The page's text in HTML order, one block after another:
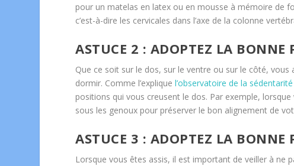
pour un matelas en latex ou en mousse à mémoire de
c’est-à-dire les cervicales dans l’axe de la colonne
ASTUCE 2 : ADOPTEZ LA BONNE
Que ce soit sur le dos, sur le ventre ou sur le côté,
dormir. Comme l’expliquel’observatoire de la sédentarité
positions qui vous creusent le dos. Par exemple,
sous les genoux pour préserver le bon alignement de
ASTUCE 3 : ADOPTEZ LA BONNE
Lorsque vous êtes assis, il est important de veiller à ne